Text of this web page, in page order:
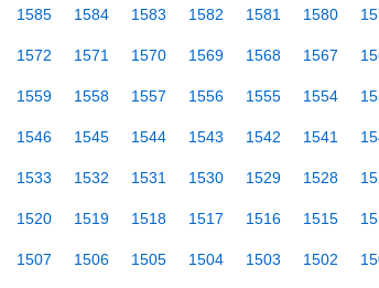
1585 1584 1583 1582 1581 1580
1572 1571 1570 1569 1568 1567
1559 1558 1557 1556 1555 1554
1546 1545 1544 1543 1542 1541
1533 1532 1531 1530 1529 1528
1520 1519 1518 1517 1516 1515
1507 1506 1505 1504 1503 1502